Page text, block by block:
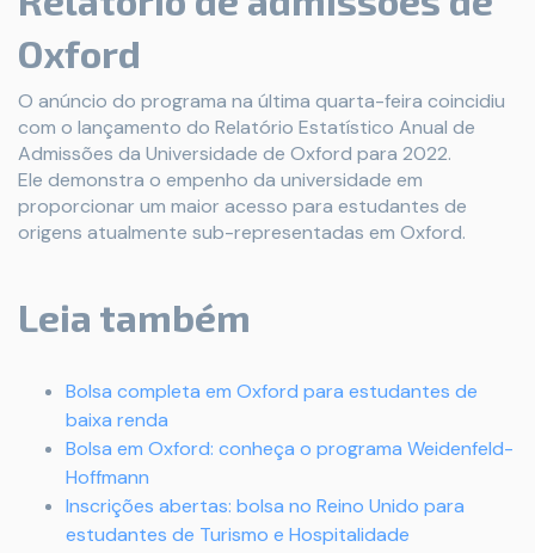
Oxford
O anúncio do programa na última quarta-feira coincidiu
com o lançamento do Relatório Estatístico Anual de
Admissões da Universidade de Oxford para 2022.
Ele demonstra o empenho da universidade em
proporcionar um maior acesso para estudantes de
origens atualmente sub-representadas em Oxford.
Leia também
Bolsa completa em Oxford para estudantes de
baixa renda
Bolsa em Oxford: conheça o programa Weidenfeld-
Hoffmann
Inscrições abertas: bolsa no Reino Unido para
estudantes de Turismo e Hospitalidade